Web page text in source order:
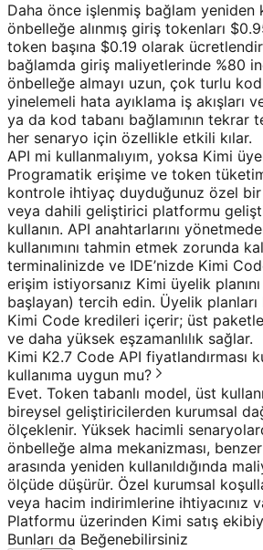
Daha önce işlenmiş bağlam yeniden
önbelleğe alınmış giriş tokenları
token başına $0.19 olarak
bağlamda giriş maliyetlerinde %80
önbelleğe almayı uzun, çok turlu
yinelemeli hata ayıklama iş akışları
ya da kod tabanı bağlamının tekrar
her senaryo için özellikle etkili kılar.
API mi kullanmalıyım, yoksa Kimi
Programatik erişime ve token
kontrole ihtiyaç duyduğunuz özel bir
veya dahili geliştirici platformu
kullanın. API anahtarlarını
kullanımını tahmin etmek zorunda
terminalinizde ve IDE’nizde Kimi
erişim istiyorsanız Kimi üyelik planını
başlayan) tercih edin. Üyelik planları
Kimi Code kredileri içerir; üst
ve daha yüksek eşzamanlılık sağlar.
Kimi K2.7 Code API fiyatlandırması
kullanıma uygun mu?
Evet. Token tabanlı model, üst
bireysel geliştiricilerden kurumsal
ölçeklenir. Yüksek hacimli
önbelleğe alma mekanizması,
arasında yeniden kullanıldığında
ölçüde düşürür. Özel kurumsal
veya hacim indirimlerine ihtiyacınız
Platformu üzerinden Kimi satış
Bunları da Beğenebilirsiniz